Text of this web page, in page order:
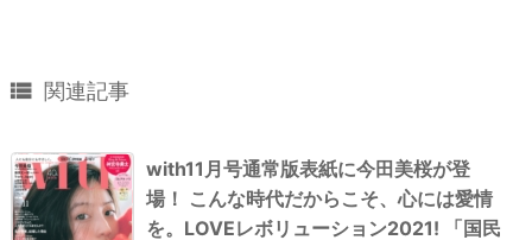
 関連記事
with11月号通常版表紙に今田美桜が登
場！ こんな時代だからこそ、心には愛情
を。LOVEレボリューション2021! 「国民